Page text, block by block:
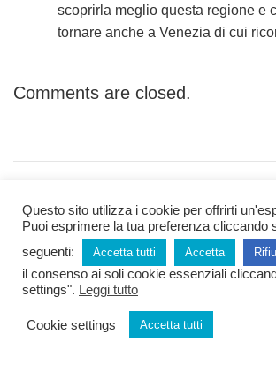
scoprirla meglio questa regione e
tornare anche a Venezia di cui
Comments are closed.
P
o
s
PREVIOUS POST
Trasferirsi in Francia:
racconta
Questo sito utilizza i cookie per offrirti
Puoi esprimere la tua preferenza cliccando
seguenti:
Accetta tutti Accetta
il consenso ai soli cookie essenziali
settings". Leggi tutto
Cookie settings Accetta tutti